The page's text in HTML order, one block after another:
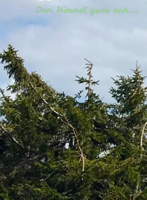
Dem Himmel ganz nah...